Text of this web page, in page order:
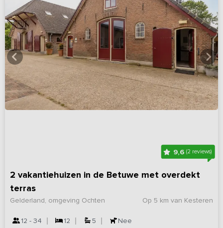
9,6(2 reviews)
2 vakantiehuizen in de Betuwe met overdekt
terras
Op 5 km van Kesteren
Gelderland, omgeving Ochten
12 - 34 12 5 Nee